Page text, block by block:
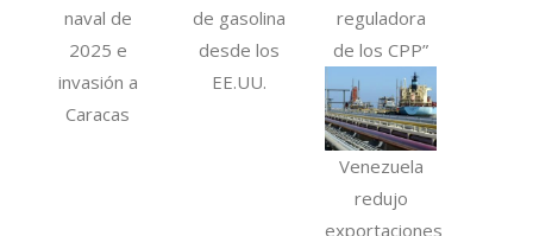
naval de
2025 e
invasión a
Caracas
de gasolina
desde los
EE.UU.
reguladora
de los CPP”
Venezuela
redujo
exportaciones